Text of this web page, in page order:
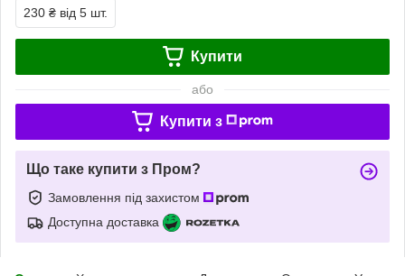
230 ₴ від 5 шт.
Купити
або
Купити з
Що таке купити з Пром?
Замовлення під захистом
Доступна доставка